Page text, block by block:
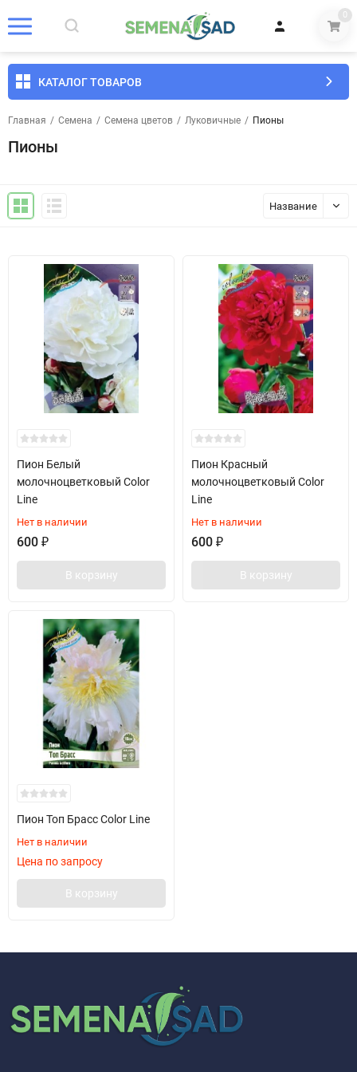
0
КАТАЛОГ ТОВАРОВ
Главная / Семена / Семена цветов / Луковичные / Пионы
Пионы
Название
Пион Белый
молочноцветковый Color
Line
Нет в наличии
600 ₽
В корзину
Пион Красный
молочноцветковый Color
Line
Нет в наличии
600 ₽
В корзину
Пион Топ Брасс Color Line
Нет в наличии
Цена по запросу
В корзину